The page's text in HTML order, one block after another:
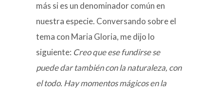
más si es un denominador común en
nuestra especie. Conversando sobre el
tema con Maria Gloria, me dijo lo
siguiente: Creo que ese fundirse se
puede dar también con la naturaleza, con
el todo. Hay momentos mágicos en la